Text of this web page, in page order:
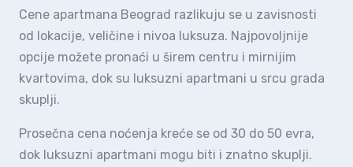
Cene apartmana Beograd razlikuju se u zavisnosti
od lokacije, veličine i nivoa luksuza. Najpovoljnije
opcije možete pronaći u širem centru i mirnijim
kvartovima, dok su luksuzni apartmani u srcu grada
skuplji.
Prosečna cena noćenja kreće se od 30 do 50 evra,
dok luksuzni apartmani mogu biti i znatno skuplji.